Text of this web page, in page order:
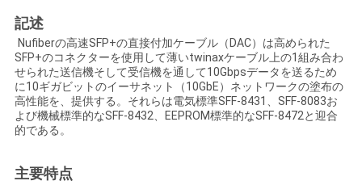
さ
い
ニ
ュ
ー
記述
Nufiberの高速SFP+の直接付加ケーブル（DAC）は高められた
SFP+のコネクターを使用して薄いtwinaxケーブル上の1組み合わ
せられた送信機そして受信機を通して10Gbpsデータを送るため
に10ギガビットのイーサネット（10GbE）ネットワークの塗布の
高性能を、提供する。それらは電気標準SFF-8431、SFF-8083お
よび機械標準的なSFF-8432、EEPROM標準的なSFF-8472と迎合
的である。
主要特点